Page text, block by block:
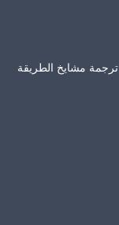
ترجمة مشايخ الطريقة